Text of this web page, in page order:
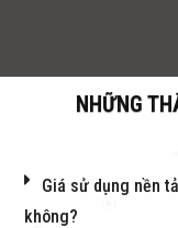
NHỮNG
Giá sử dụng nền
không?